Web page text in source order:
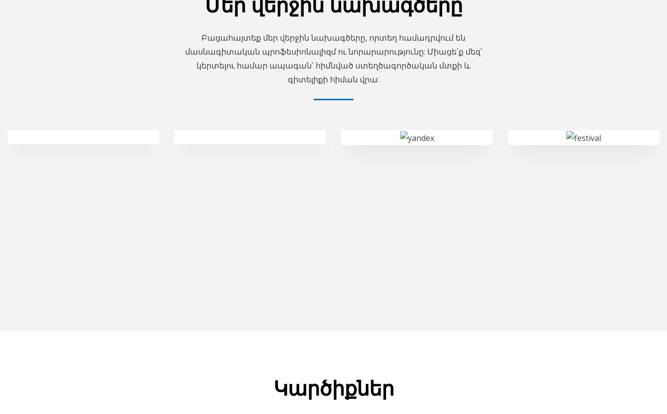
Մեր վերջին նախագծերը
Բացահայտեք մեր վերջին նախագծերը, որտեղ համադրվում են
մասնագիտական պրոֆեսիոնալիզմ ու նորարարությունը: Միացե՛ք մեզ՝
կերտելու համար ապագան՝ հիմնված ստեղծագործական մտքի և
գիտելիքի հիման վրա:
Կարծիքներ